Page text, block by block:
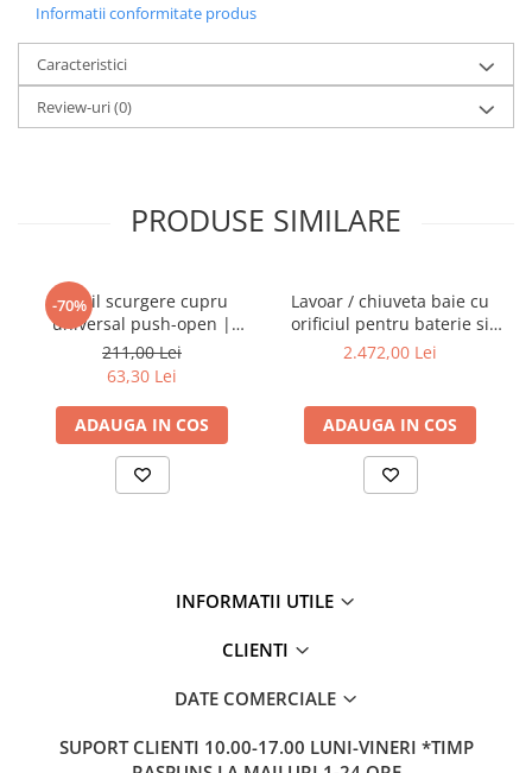
Informatii conformitate produs
Caracteristici
Review-uri(0)
PRODUSE SIMILARE
-70%
Ventil scurgere cupru
universal push-open |
A4514926
211,00 Lei
63,30 Lei
ADAUGA IN COS
Lavoar / chiuveta baie cu
orificiul pentru baterie si
preaplin, 40cm | 7317B403-
2.472,00 Lei
ADAUGA IN COS
INFORMATII UTILE
CLIENTI
DATE COMERCIALE
SUPORT CLIENTI 10.00-17.00 LUNI-VINERI *TIMP